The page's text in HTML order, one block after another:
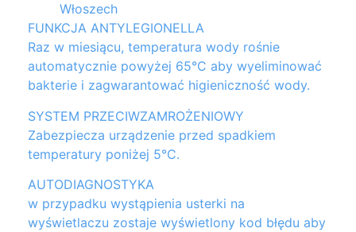
Włoszech
FUNKCJA ANTYLEGIONELLA
Raz w miesiącu, temperatura wody rośnie
automatycznie powyżej 65°C aby wyeliminować
bakterie i zagwarantować higieniczność wody.
SYSTEM PRZECIWZAMROŻENIOWY
Zabezpiecza urządzenie przed spadkiem
temperatury poniżej 5°C.
AUTODIAGNOSTYKA
w przypadku wystąpienia usterki na
wyświetlaczu zostaje wyświetlony kod błędu aby